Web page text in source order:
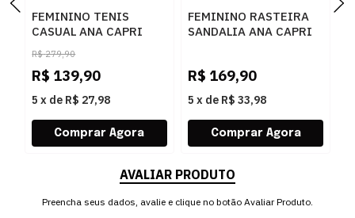
FEMININO TENIS
CASUAL ANA CAPRI
C3072300010001
BRANCO
R$ 279,90
R$ 139,90
5 x de R$ 27,98
FEMININO RASTEIRA
SANDALIA ANA CAPRI
R$ 169,90
5 x de R$ 33,98
AVALIAR PRODUTO
Preencha seus dados, avalie e clique no botão Avaliar Produto.